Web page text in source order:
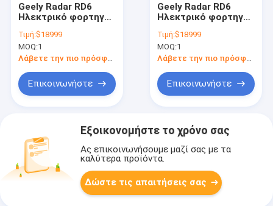
Geely Radar RD6
Ηλεκτρικό φορτηγό
Μεγάλη εμβέλεια
410 χλμ.
Τιμή:$18999
MOQ:1
Λάβετε την πιο πρόσφατη τιμή
Επικοινωνήστε
Geely Radar RD6
Ηλεκτρικό φορτηγό
Μεγάλη εμβέλεια
410 χλμ.
Τιμή:$18999
MOQ:1
Λάβετε την πιο πρόσφατη τιμή
Επικοινωνήστε
Εξοικονομήστε το χρόνο σας
Ας επικοινωνήσουμε μαζί σας με τα
καλύτερα προϊόντα.
Δώστε τις απαιτήσεις σας